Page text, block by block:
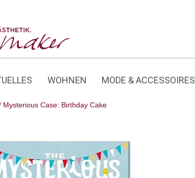
WOHNEN MODE & ACCESSOIRES
Mysterious Case: Birthday Cake